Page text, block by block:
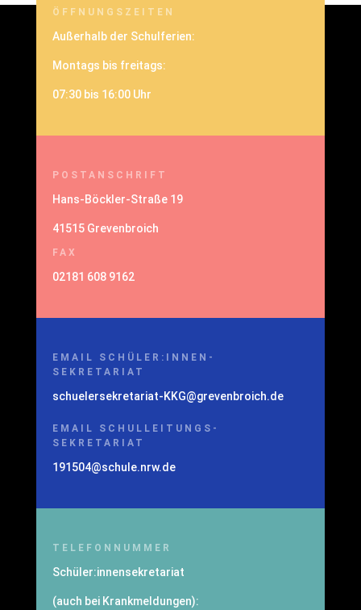
ÖFFNUNGSZEITEN
Außerhalb der Schulferien:
Montags bis freitags:
07:30 bis 16:00 Uhr
POSTANSCHRIFT
Hans-Böckler-Straße 19
41515 Grevenbroich
FAX
02181 608 9162
EMAIL SCHÜLER:INNEN-
SEKRETARIAT
schuelersekretariat-KKG@grevenbroich.de
EMAIL SCHULLEITUNGS-
SEKRETARIAT
191504@schule.nrw.de
TELEFONNUMMER
Schüler:innensekretariat
(auch bei Krankmeldungen):